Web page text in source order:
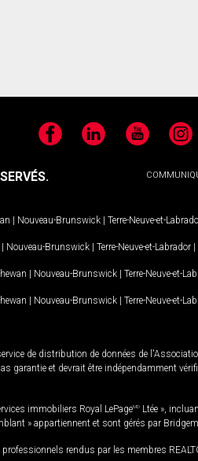
FacebookLinkedIn YouTube
| Nouveau-Brunswick | Terre-Neuve-et-
| Nouveau-Brunswick | Terre-Neuve-et-Labrador |
| Nouveau-Brunswick | Terre-Neuve-et-
| Nouveau-Brunswick | Terre-Neuve-et-
de distribution de données de
et devrait être indépendamment
immobiliers Royal LePageMD Ltée »,
» appartiennent et sont gérés par
rendus par les membres